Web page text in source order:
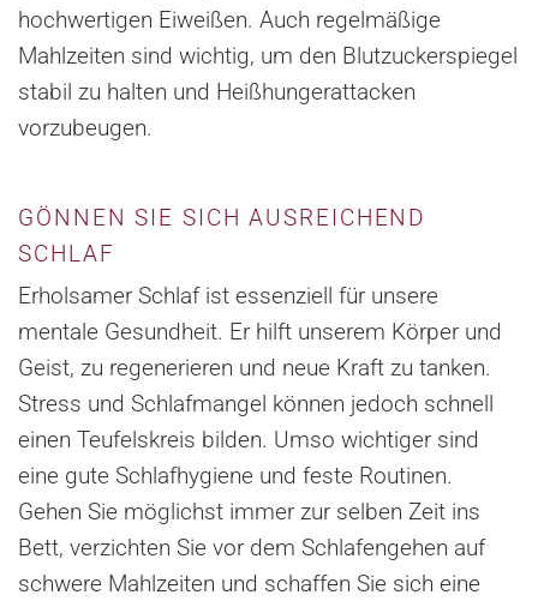
hochwertigen Eiweißen. Auch regelmäßige
Mahlzeiten sind wichtig, um den Blutzuckerspiegel
stabil zu halten und Heißhungerattacken
vorzubeugen.
GÖNNEN SIE SICH AUSREICHEND
SCHLAF
Erholsamer Schlaf ist essenziell für unsere
mentale Gesundheit. Er hilft unserem Körper und
Geist, zu regenerieren und neue Kraft zu tanken.
Stress und Schlafmangel können jedoch schnell
einen Teufelskreis bilden. Umso wichtiger sind
eine gute Schlafhygiene und feste Routinen.
Gehen Sie möglichst immer zur selben Zeit ins
Bett, verzichten Sie vor dem Schlafengehen auf
schwere Mahlzeiten und schaffen Sie sich eine